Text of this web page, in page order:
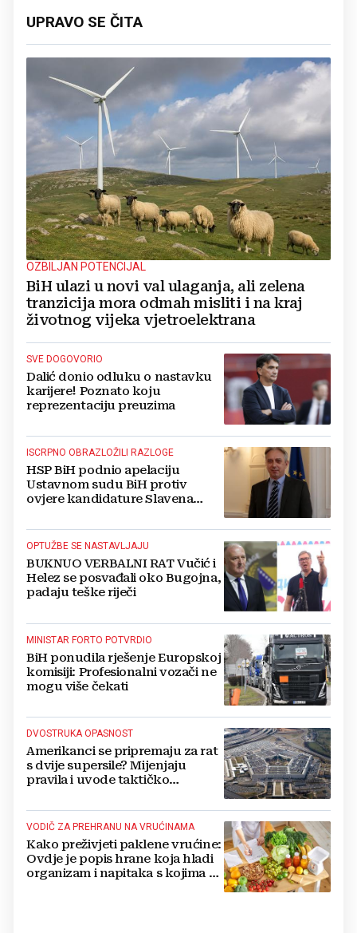
UPRAVO SE ČITA
OZBILJAN POTENCIJAL
BiH ulazi u novi val ulaganja, ali zelena
tranzicija mora odmah misliti i na kraj
životnog vijeka vjetroelektrana
SVE DOGOVORIO
Dalić donio odluku o nastavku
karijere! Poznato koju
reprezentaciju preuzima
ISCRPNO OBRAZLOŽILI RAZLOGE
HSP BiH podnio apelaciju
Ustavnom sudu BiH protiv
ovjere kandidature Slavena
OPTUŽBE SE NASTAVLJAJU
BUKNUO VERBALNI RAT Vučić i
Helez se posvađali oko Bugojna,
padaju teške riječi
MINISTAR FORTO POTVRDIO
BiH ponudila rješenje Europskoj
komisiji: Profesionalni vozači ne
mogu više čekati
DVOSTRUKA OPASNOST
Amerikanci se pripremaju za rat
s dvije supersile? Mijenjaju
pravila i uvode taktičko
VODIČ ZA PREHRANU NA VRUĆINAMA
Kako preživjeti paklene vrućine:
Ovdje je popis hrane koja hladi
organizam i napitaka s kojima si